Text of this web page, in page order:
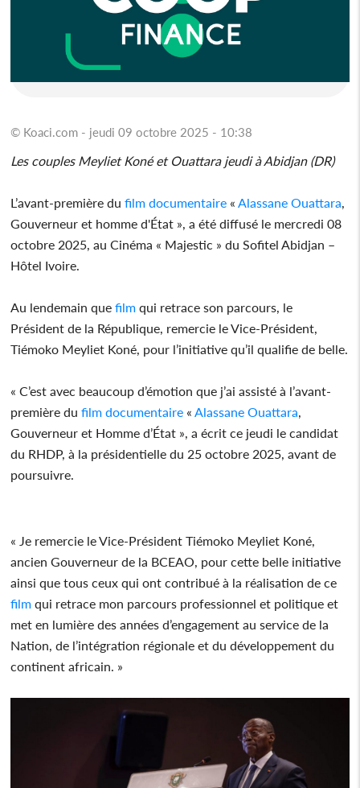
© Koaci.com - jeudi 09 octobre 2025 - 10:38
Les couples Meyliet Koné et Ouattara jeudi à Abidjan (DR)
L’avant-première dufilm documentaire « Alassane Ouattara
Gouverneur et homme d'État », a été diffusé le mercredi 08
octobre 2025, au Cinéma « Majestic » du Sofitel Abidjan –
Hôtel Ivoire.
Au lendemain quefilm qui retrace son parcours, le
Président de la République, remercie le Vice-Président,
Tiémoko Meyliet Koné, pour l’initiative qu’il qualifie de belle.
« C’est avec beaucoup d’émotion que j’ai assisté à l’avant-
première dufilm documentaire « Alassane Ouattara
Gouverneur et Homme d’État », a écrit ce jeudi le candidat
du RHDP, à la présidentielle du 25 octobre 2025, avant de
poursuivre.
« Je remercie le Vice-Président Tiémoko Meyliet Koné,
ancien Gouverneur de la BCEAO, pour cette belle initiative
ainsi que tous ceux qui ont contribué à la réalisation de ce
film qui retrace mon parcours professionnel et politique et
met en lumière des années d’engagement au service de la
Nation, de l’intégration régionale et du développement du
continent africain. »